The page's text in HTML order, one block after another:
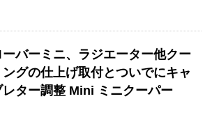
ーバーミニ、ラジエーター他クー
ングの仕上げ取付とついでにキャ
レター調整 Mini ミニクーパー